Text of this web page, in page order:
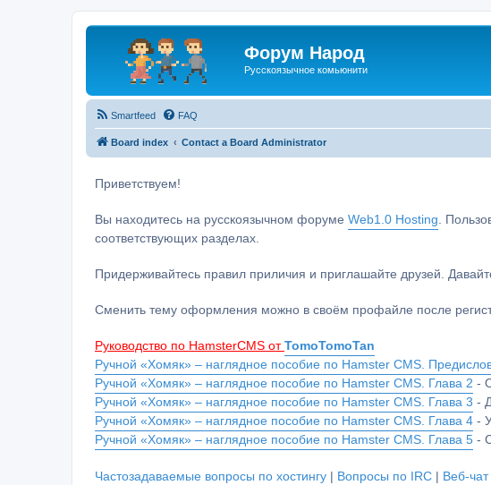
Форум Народ
Русскоязычное комьюнити
Smartfeed FAQ
Board index Contact a Board Administrator
Приветствуем!
Вы находитесь на русскоязычном форуме Web1.0 Hosting .
соответствующих разделах.
Придерживайтесь правил приличия и приглашайте друзей.
Сменить тему оформления можно в своём профайле после
Руководство по HamsterCMS от TomoTomoTan
Ручной «Хомяк» – наглядное пособие по Hamster CMS.
Ручной «Хомяк» – наглядное пособие по Hamster CMS. Глава 2 -
Ручной «Хомяк» – наглядное пособие по Hamster CMS. Глава 3 -
Ручной «Хомяк» – наглядное пособие по Hamster CMS. Глава 4 -
Ручной «Хомяк» – наглядное пособие по Hamster CMS. Глава 5 -
Частозадаваемые вопросы по хостингу | Вопросы по IRC | Веб-чат